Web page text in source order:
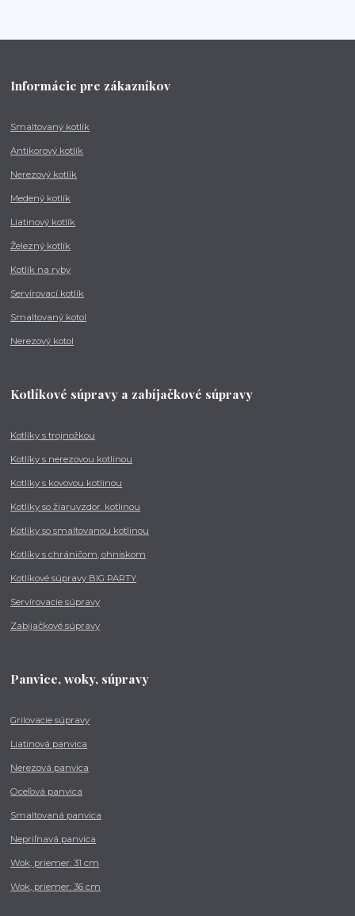
Informácie pre zákazníkov
Smaltovaný kotlík
Antikorový kotlík
Nerezový kotlík
Medený kotlík
Liatinový kotlík
Železný kotlík
Kotlík na ryby
Servírovací kotlík
Smaltovaný kotol
Nerezový kotol
Kotlíkové súpravy a zabíjačkové súpravy
Kotlíky s trojnožkou
Kotlíky s nerezovou kotlinou
Kotlíky s kovovou kotlinou
Kotlíky so žiaruvzdor. kotlinou
Kotlíky so smaltovanou kotlinou
Kotlíky s chráničom, ohniskom
Kotlíkové súpravy BIG PARTY
Servírovacie súpravy
Zabíjačkové súpravy
Panvice, woky, súpravy
Grilovacie súpravy
Liatinová panvica
Nerezová panvica
Oceľová panvica
Smaltovaná panvica
Nepriľnavá panvica
Wok, priemer: 31 cm
Wok, priemer: 36 cm